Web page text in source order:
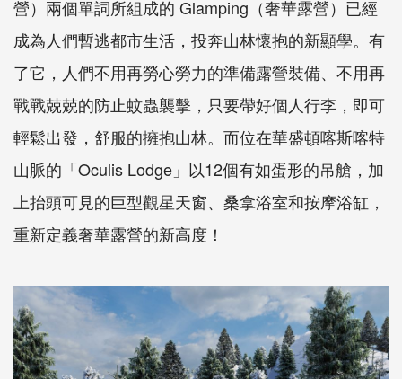
營）兩個單詞所組成的 Glamping（奢華露營）已經
成為人們暫逃都市生活，投奔山林懷抱的新顯學。有
了它，人們不用再勞心勞力的準備露營裝備、不用再
戰戰兢兢的防止蚊蟲襲擊，只要帶好個人行李，即可
輕鬆出發，舒服的擁抱山林。而位在華盛頓喀斯喀特
山脈的「Oculis Lodge」以12個有如蛋形的吊艙，加
上抬頭可見的巨型觀星天窗、桑拿浴室和按摩浴缸，
重新定義奢華露營的新高度！